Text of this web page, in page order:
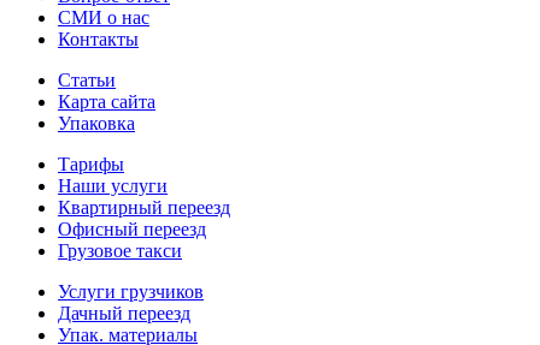
СМИ о нас
Контакты
Статьи
Карта сайта
Упаковка
Тарифы
Наши услуги
Квартирный переезд
Офисный переезд
Грузовое такси
Услуги грузчиков
Дачный переезд
Упак. материалы